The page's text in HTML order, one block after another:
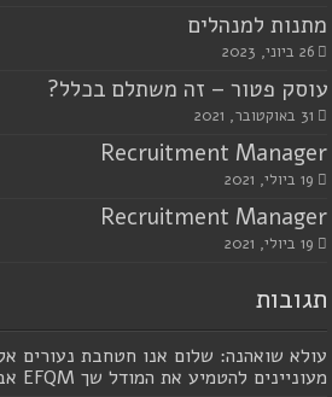
מתנות למנהלים
26 ביוני, 2023
עוסק פטור – זה משתלם בכלל?
31 באוקטובר, 2021
Recruitment Manager
19 ביולי, 2021
Recruitment Manager
19 ביולי, 2021
תגובות
עולא שואהנה: שלום אנו חטחבת נעורים
מעוניינים להטמיע את המודל שך EFQM אבל...